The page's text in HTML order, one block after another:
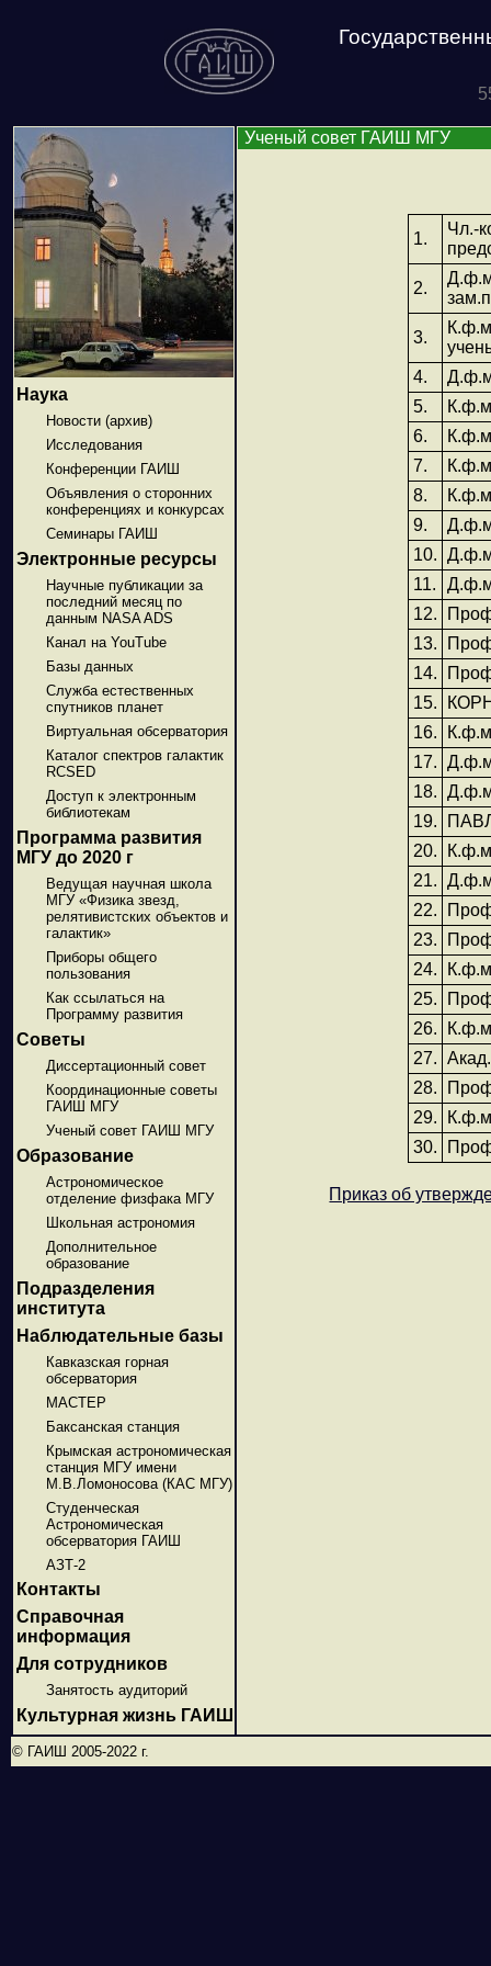
Наука
Новости (архив)
Исследования
Конференции ГАИШ
Объявления о сторонних
конференциях и конкурсах
Семинары ГАИШ
Электронные ресурсы
Научные публикации за
последний месяц по
данным NASA ADS
Канал на YouTube
Базы данных
Служба естественных
спутников планет
Виртуальная обсерватория
Каталог спектров галактик
RCSED
Доступ к электронным
библиотекам
Программа развития
МГУ до 2020 г
Ведущая научная школа
МГУ «Физика звезд,
релятивистских объектов и
галактик»
Приборы общего
пользования
Как ссылаться на
Программу развития
Советы
Диссертационный совет
Координационные советы
ГАИШ МГУ
Ученый совет ГАИШ МГУ
Образование
Астрономическое
отделение физфака МГУ
Школьная астрономия
Дополнительное
образование
Подразделения
института
Наблюдательные базы
Кавказская горная
обсерватория
МАСТЕР
Баксанская станция
Крымская астрономическая
станция МГУ имени
М.В.Ломоносова (КАС МГУ)
Студенческая
Астрономическая
обсерватория ГАИШ
АЗТ-2
Контакты
Справочная
информация
Для сотрудников
Занятость аудиторий
Культурная жизнь ГАИШ
Ученый совет ГАИШ МГУ
1.
Чл.-
2.
3.
4.
5.
6.
7.
8.
9.
10.
11.
12.
13.
14.
15.
16.
17.
18.
19.
20.
21.
22.
23.
24.
25.
26.
27.
28.
29.
30.
Приказ об
© ГАИШ 2005-2022 г.